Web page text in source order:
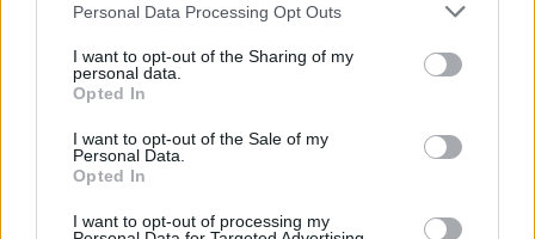
This information may also be disclosed by us to third parties
disclose it to other third parties.
Please note that this website/app uses one or more Google
services and may gather and store information including but
not limited to your visit or usage behaviour. You may click to
grant or deny consent to Google and its third-party tags to
consent section.
Personal Data Processing Opt Outs
I want to opt-out of the Sharing of my
personal data.
Opted In
I want to opt-out of the Sale of my
Personal Data.
Opted In
I want to opt-out of processing my
È stato eletto il sentiero più bello del
Regno Unito: il paesaggio lascia senza
fiato
Non solo Scala dei Turchi: c’è un’altra
meraviglia che conquista al primo